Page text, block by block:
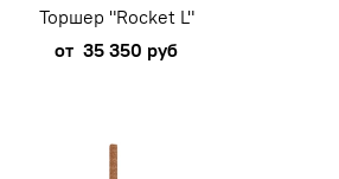
Торшер "Rocket L"
от 35 350 руб